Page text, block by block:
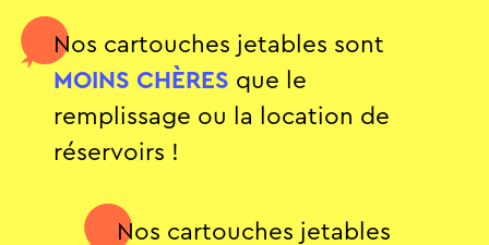
Nos cartouches jetables sont
MOINS CHÈRES que le
remplissage ou la location de
réservoirs !
Nos cartouches jetables